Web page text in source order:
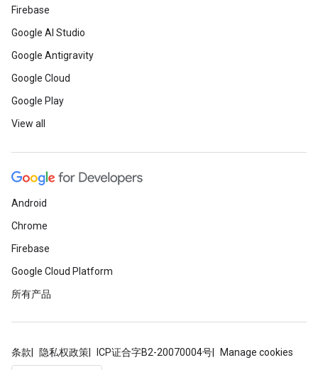
Firebase
Google AI Studio
Google Antigravity
Google Cloud
Google Play
View all
Android
Chrome
Firebase
Google Cloud Platform
所有产品
条款 隐私权政策 ICP证合字B2-20070004号 Manage cookies